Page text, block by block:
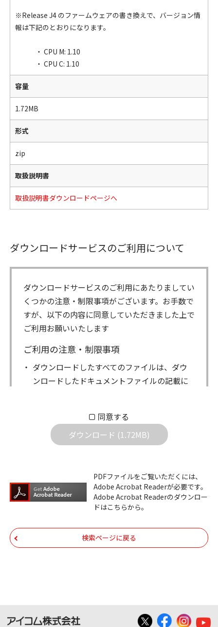
※Release J4 のファームウェアの書き換えで、バージョン情
報は下記のとおりになります。
・ CPU M: 1.10
・ CPU C: 1.10
容量
1.72MB
形式
zip
取扱説明書
取扱説明書ダウンロードページへ
ダウンロードサービスのご利用について
ダウンロードサービスのご利用にあたりましてい
くつかの注意・制限事項がございます。お手数で
すが、以下の内容に同意していただきました上で
ご利用お願いいたします
ご利用の注意・制限事項
ダウンロードしたすべてのファイルは、ダウ
ンロードしたドキュメントファイルの記載に
社は一切の責任を負いません。また、ファイ
ルの内容などの変更は一切行わないでくださ
機器のコントロールコマンドの仕様書、およ
びその他すべてのダウンロードファイルにつ
いての著作権を含むすべての権利は、アイコ
帰属します。ダウンロードしたファイルは、
個人で使用される以外にはご使用できませ
せんのでご了承ください。
同意する
ダウンロード (1.72MB)
PDFファイルをご覧いただくには、
Adobe Acrobat Readerが必要です。
Adobe Acrobat Readerのダウンロー
ドはこちらから。
検索ページに戻る